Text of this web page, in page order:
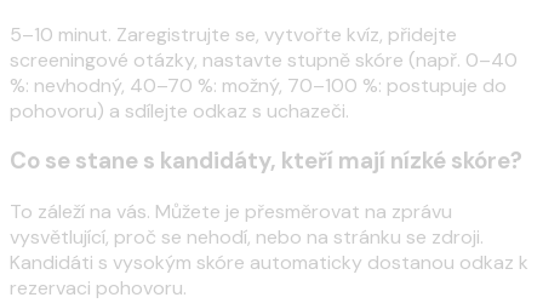
5–10 minut. Zaregistrujte se, vytvořte kvíz, přidejte
screeningové otázky, nastavte stupně skóre (např. 0–40
%: nevhodný, 40–70 %: možný, 70–100 %: postupuje do
pohovoru) a sdílejte odkaz s uchazeči.
Co se stane s kandidáty, kteří mají nízké skóre?
To záleží na vás. Můžete je přesměrovat na zprávu
vysvětlující, proč se nehodí, nebo na stránku se zdroji.
Kandidáti s vysokým skóre automaticky dostanou odkaz k
rezervaci pohovoru.